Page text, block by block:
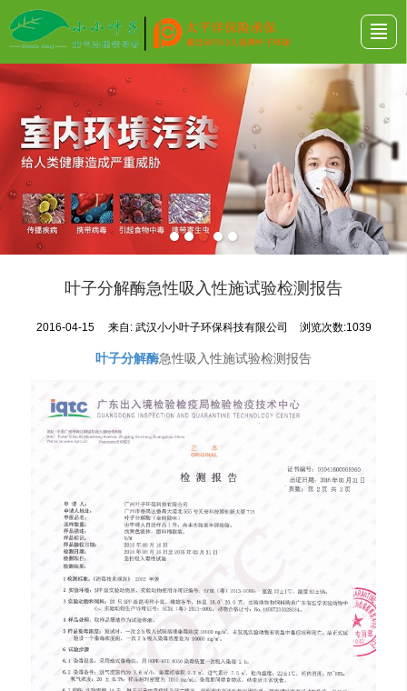
首页 公司介绍 工程案例 联系我们
叶子分解酶急性吸入性施试验检测报告
2016-04-15 来自: 武汉小小叶子环保科技有限公司 浏览次数:1039
叶子分解酶急性吸入性施试验检测报告